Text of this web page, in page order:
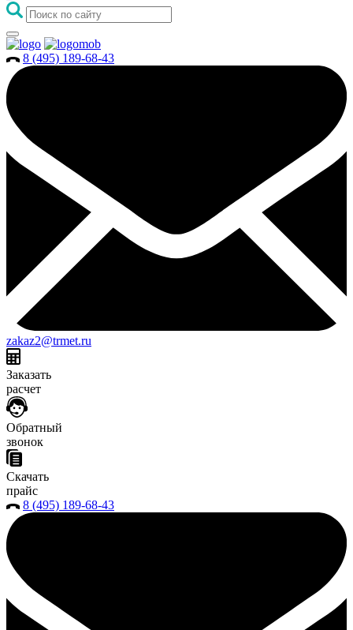
8 (495) 189-68-43
zakaz2@trmet.ru
Заказать
расчет
Обратный
звонок
Скачать
прайс
8 (495) 189-68-43